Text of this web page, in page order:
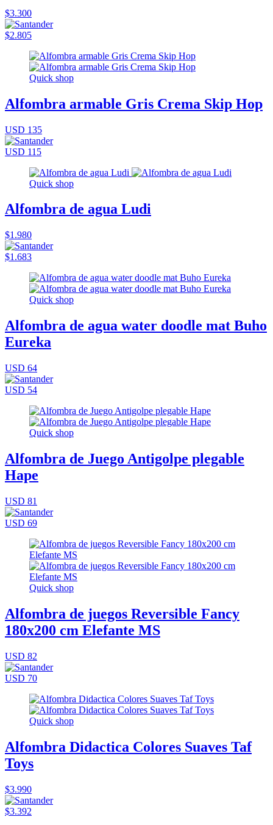
$3.300
$2.805
Quick shop
Alfombra armable Gris Crema Skip Hop
USD 135
USD 115
Quick shop
Alfombra de agua Ludi
$1.980
$1.683
Quick shop
Alfombra de agua water doodle mat Buho
Eureka
USD 64
USD 54
Quick shop
Alfombra de Juego Antigolpe plegable
Hape
USD 81
USD 69
Quick shop
Alfombra de juegos Reversible Fancy
180x200 cm Elefante MS
USD 82
USD 70
Quick shop
Alfombra Didactica Colores Suaves Taf
Toys
$3.990
$3.392